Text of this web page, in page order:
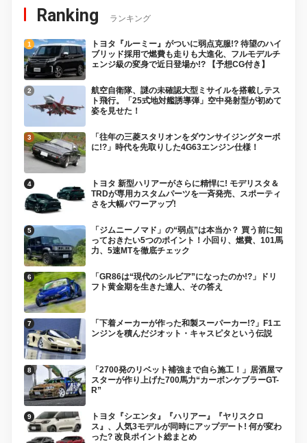
Ranking ランキング
トヨタ『ルーミー』がついに弱点克服!? 待望のハイ
ブリッド採用で燃費も走りも大進化、フルモデルチ
ェンジ級の変身で近日登場か!? 【予想CG付き】
航空自衛隊、謎の未確認大型ミサイルを搭載しテス
ト飛行。「25式地対艦誘導弾」空中発射型が初めて
姿を見せた！
「往年の三菱スタリオンをダウンサイジングターボ
に!?」時代を先取りした4G63エンジン仕様！
トヨタ 新型ハリアーがさらに精悍に! モデリスタ＆
TRDが専用カスタムパーツを一斉発売、スポーティ
さを大幅パワーアップ!
「ジムニーノマド」の“弱点”は本当か？ 買う前に知
っておきたい5つのポイント！小回り、燃費、101馬
力、5速MTを徹底チェック
「GR86は“現代のシルビア”になったのか!?」ドリ
フト黄金期を生きた達人、その答え
「下着メーカーが作った和製スーパーカー!?」F1エ
ンジンを積んだジオット・キャスピタという伝説
「2700発のリベット補強まで自ら施工！」居酒屋マ
スターが作り上げた700馬力“カーボンケブラーGT-
R”
トヨタ『シエンタ』『ハリアー』『ヤリスクロ
ス』、人気3モデルが同時にアップデート! 何が変わ
った? 改良ポイント総まとめ